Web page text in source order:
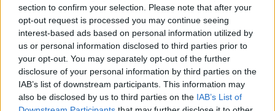
section to confirm your selection. Please note that after your
opt-out request is processed you may continue seeing
interest-based ads based on personal information utilized by
us or personal information disclosed to third parties prior to
your opt-out. You may separately opt-out of the further
disclosure of your personal information by third parties on the
IAB’s list of downstream participants. This information may
also be disclosed by us to third parties on the IAB’s List of